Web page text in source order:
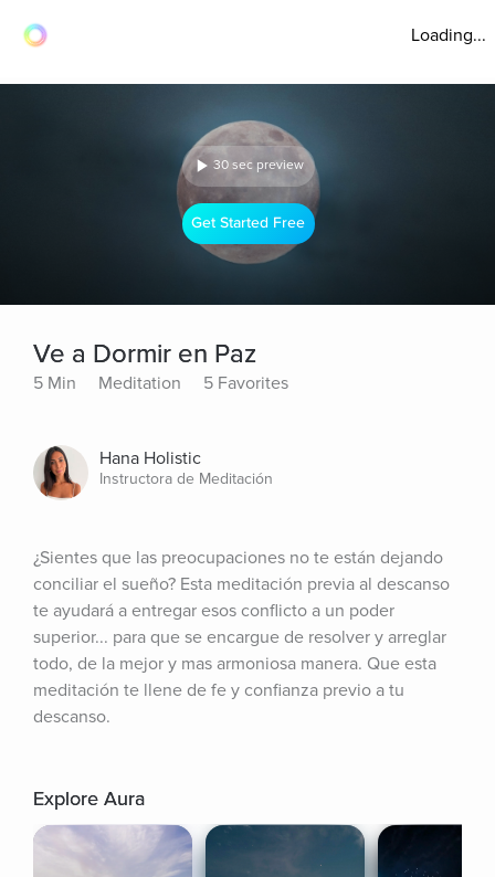
Loading...
30 sec preview
Get Started Free
Ve a Dormir en Paz
5 Min Meditation 5 Favorites
Hana Holistic
Instructora de Meditación
¿Sientes que las preocupaciones no te están dejando
conciliar el sueño? Esta meditación previa al descanso
te ayudará a entregar esos conflicto a un poder
superior... para que se encargue de resolver y arreglar
todo, de la mejor y mas armoniosa manera. Que esta
meditación te llene de fe y confianza previo a tu
descanso.
Explore Aura